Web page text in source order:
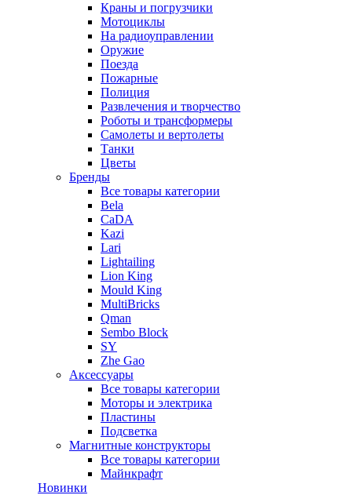
Краны и погрузчики
Мотоциклы
На радиоуправлении
Оружие
Поезда
Пожарные
Полиция
Развлечения и творчество
Роботы и трансформеры
Самолеты и вертолеты
Танки
Цветы
Бренды
Все товары категории
Bela
CaDA
Kazi
Lari
Lightailing
Lion King
Mould King
MultiBricks
Qman
Sembo Block
SY
Zhe Gao
Аксессуары
Все товары категории
Моторы и электрика
Пластины
Подсветка
Магнитные конструкторы
Все товары категории
Майнкрафт
Новинки